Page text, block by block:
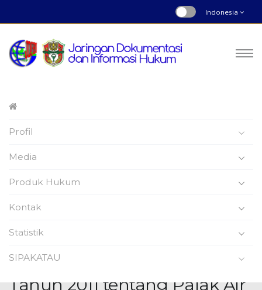
Indonesia
Profil
Media
Produk Hukum
Kontak
Statistik
SIPAKATAU
Nomor : 7 | Tahun 2011
Kabupaten Wajo Nomor 7
Tahun 2011 tentang Pajak Air